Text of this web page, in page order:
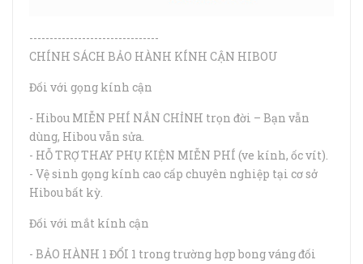
--------------------------------
CHÍNH SÁCH BẢO HÀNH KÍNH CẬN HIBOU
Đối với gọng kính cận
- Hibou MIỄN PHÍ NẮN CHỈNH trọn đời – Bạn vẫn
dùng, Hibou vẫn sửa.
- HỖ TRỢ THAY PHỤ KIỆN MIỄN PHÍ (ve kính, ốc vít).
- Vệ sinh gọng kính cao cấp chuyên nghiệp tại cơ sở
Hibou bất kỳ.
Đối với mắt kính cận
- BẢO HÀNH 1 ĐỔI 1 trong trường hợp bong váng đối